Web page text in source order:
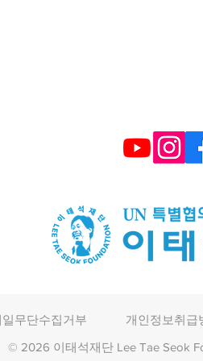
일무단수집거부 개인정보취급
© 2026 이태석재단 Lee Tae Seok